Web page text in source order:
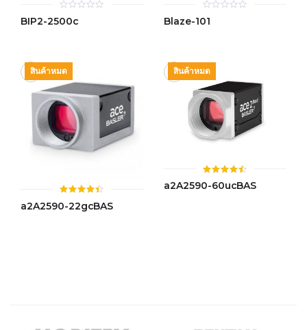
0
out
BIP2-2500c
0
out
Blaze-101
สินค้าหมด
ให้
คะแนน
a2A2590-22gcBAS
สินค้าหมด
ให้
คะแนน
a2A2590-60ucBAS